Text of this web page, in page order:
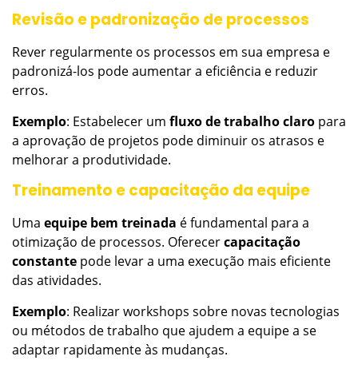
Revisão e padronização de processos
Rever regularmente os processos em sua empresa e
padronizá-los pode aumentar a eficiência e reduzir
erros.
Exemplo: Estabelecer um fluxo de trabalho claro para
a aprovação de projetos pode diminuir os atrasos e
melhorar a produtividade.
Treinamento e capacitação da equipe
Uma equipe bem treinada é fundamental para a
otimização de processos. Oferecercapacitação
constante pode levar a uma execução mais eficiente
das atividades.
Exemplo: Realizar workshops sobre novas tecnologias
ou métodos de trabalho que ajudem a equipe a se
adaptar rapidamente às mudanças.